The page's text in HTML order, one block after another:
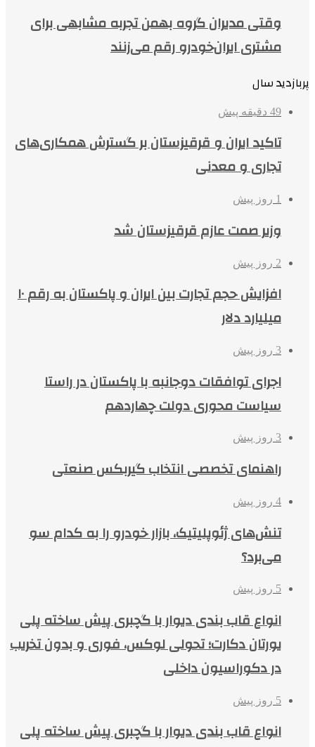
وقتی مدیران گروه بهمن تجربه مشابهی برای
مشتری ایران‌خودرو رقم می‌زنند
پربازدید سال
49 دقیقه پیش
تاکید ایران و قرقیزستان بر گسترش همکاری‌های
تجاری و معدنی
1 روز پیش
وزیر صمت عازم قرقیزستان شد
2 روز پیش
افزایش حجم تجارت بین ایران و پاکستان به رقم ۱۰
میلیارد دلار
3 روز پیش
اجرای توافقات دوجانبه با پاکستان در راستا
سیاست محوری دولت چهاردهم
3 روز پیش
راهنمای تخصصی انتخاب گیربکس صنعتی
4 روز پیش
تنش‌های ژئوپلیتیک، بازار خودرو را به کدام سو
می‌برد؟
5 روز پیش
انواع قاب بندی دیوار با گچبری پیش ساخته پلی
یورتان دکارت؛ تحولی لوکس، فوری و بدون تخریب
در دکوراسیون داخلی
5 روز پیش
انواع قاب بندی دیوار با گچبری پیش ساخته پلی